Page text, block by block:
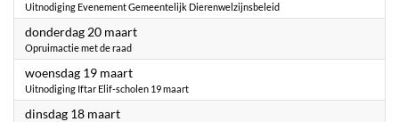
Uitnodiging Evenement Gemeentelijk Dierenwelzijnsbeleid
donderdag 20 maart2025
Opruimactie met de raad
woensdag 19 maart2025
Uitnodiging Iftar Elif-scholen 19 maart
dinsdag 18 maart2025